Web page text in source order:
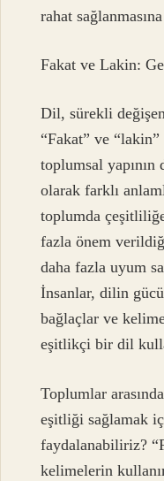
rahat
Fakat ve Lakin:
Dil, sürekli
“Fakat” ve
toplumsal
olarak farklı
toplumda
fazla önem
daha fazla uyum
İnsanlar, dilin
bağlaçlar ve
eşitlikçi bir dil
Toplumlar
eşitliği sağlamak
faydalanabiliriz?
kelimelerin